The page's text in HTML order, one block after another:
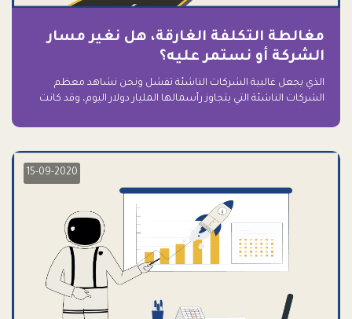
مغالطة التكلفة الغارقة، هل نغير مسار
الشركة أو نستمر عليه؟
الذي يجعل غالبية الشركات الناشئة تفشل ونحن نشاهد معظم
الشركات الناشئة التي يتجاوز رأسمالها المليار دولار اليوم، وقد كانت
15-09-2020